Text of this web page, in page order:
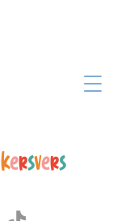
kersvers